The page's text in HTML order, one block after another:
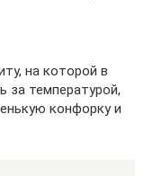
на которой в
за температурой,
конфорку и